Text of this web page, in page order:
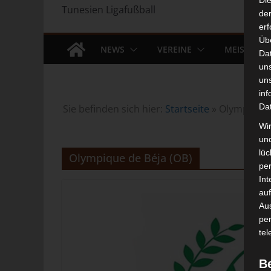
Tunesien Ligafußball
NEWS VEREINE
Sie befinden sich hier: Startseite » Olympique
Olympique de Béja (OB)